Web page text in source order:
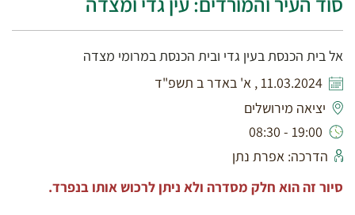
אל בית הכנסת בעין גדי ובית הכנסת במרומי מצדה
11.03.2024 , א' באדר ב תשפ"ד
יציאה מירושלים
19:00 - 08:30
הדרכה: אפרת נתן
סיור זה הוא חלק מסדרה ולא ניתן לרכוש אותו בנפרד.